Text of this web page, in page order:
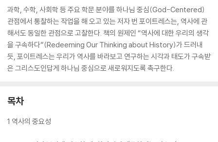
과학, 수학, 사회학 등 주요 학문 분야를 하나님 중심(God-Centered)
관점에서 통찰하는 작업을 해 오고 있는 저자 번 포이트레스는, 역사에 관
해서도 동일한 관점으로 고찰한다. 책의 원제인 “역사에 대한 우리의 생각
을 구속하다”(Redeeming Our Thinking about History)가 드러내
듯, 포이트레스는 우리가 역사를 바라보고 연구하는 시각과 태도가 구속받
은 그리스도인답게 하나님 중심으로 새로워지도록 촉구한다.
목차
1 역사의 중요성